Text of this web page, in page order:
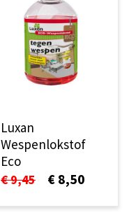
Luxan
Wespenlokstof
Eco
€ 9,45 € 8,50